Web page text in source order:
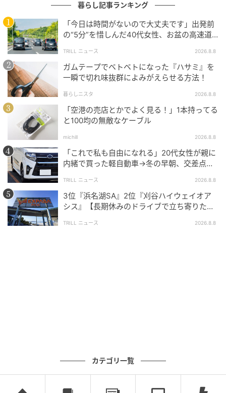
スッキリとしたバッグで、4月の爽やかな風を感じなが
ら一歩を踏み出せば、思わぬ幸運が舞い込んでくるか
もしれません。
暮らし記事ランキング
「今日は時間がないので大丈夫です」出発前
の“5分”を惜しんだ40代女性、お盆の高速道
TRILL ニュース 2026.8.8
ガムテープでベトベトになった『ハサミ』を
一瞬で切れ味抜群によみがえらせる方法！
暮らしニスタ 2026.8.8
「空港の売店とかでよく見る！」1本持ってる
と100均の無敵なケーブル
michill 2026.8.8
「これで私も自由になれる」20代女性が親に
内緒で買った軽自動車→冬の早朝、交差点で
TRILL ニュース 2026.8.8
3位『浜名湖SA』2位『刈谷ハイウェイオア
シス』【長期休みのドライブで立ち寄りたい
実」
TRILL ニュース 2026.8.8
カテゴリ一覧